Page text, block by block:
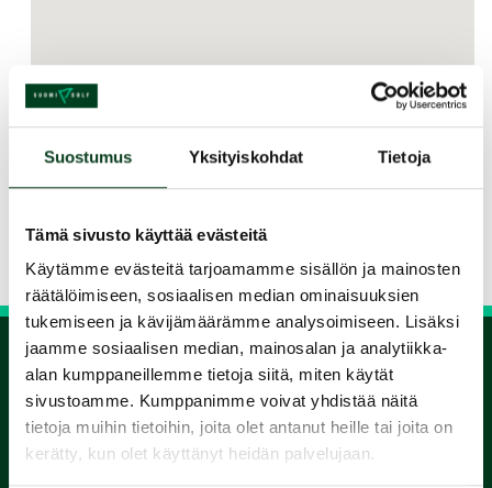
Suostumus Yksityiskohdat Tietoja
Tämä sivusto käyttää evästeitä
Käytämme evästeitä tarjoamamme sisällön ja mainosten
räätälöimiseen, sosiaalisen median ominaisuuksien
tukemiseen ja kävijämäärämme analysoimiseen. Lisäksi
jaamme sosiaalisen median, mainosalan ja analytiikka-
alan kumppaneillemme tietoja siitä, miten käytät
sivustoamme. Kumppanimme voivat yhdistää näitä
tietoja muihin tietoihin, joita olet antanut heille tai joita on
kerätty, kun olet käyttänyt heidän palvelujaan.
Jaa kurssi kaverille
Siirry takaisin hakuun
1.
Varaa